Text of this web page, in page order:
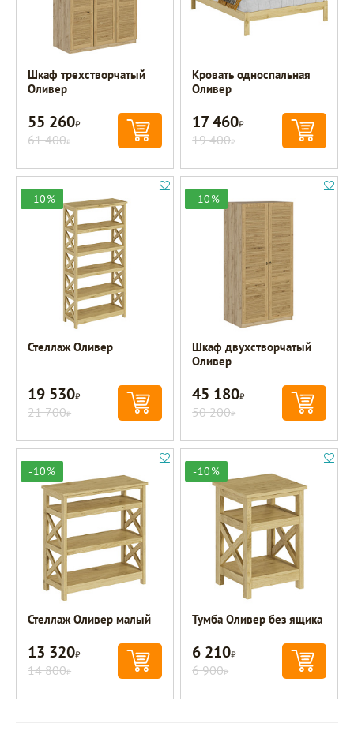
Шкаф трехстворчатый
Оливер
55 260Р
61 400Р
Кровать односпальная
Оливер
17 460Р
19 400Р
-10%
Стеллаж Оливер
19 530Р
21 700Р
-10%
Шкаф двухстворчатый
Оливер
45 180Р
50 200Р
-10%
Стеллаж Оливер малый
13 320Р
14 800Р
-10%
Тумба Оливер без ящика
6 210Р
6 900Р